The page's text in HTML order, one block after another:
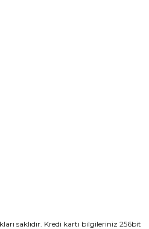
saklıdır. Kredi kartı bilgileriniz 256bit